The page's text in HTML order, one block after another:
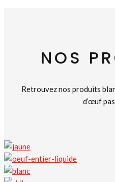
NOS
Retrouvez nos produits
d’œuf